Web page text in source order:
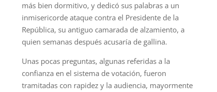
más bien dormitivo, y dedicó sus palabras a un
inmisericorde ataque contra el Presidente de la
República, su antiguo camarada de alzamiento, a
quien semanas después acusaría de gallina.
Unas pocas preguntas, algunas referidas a la
confianza en el sistema de votación, fueron
tramitadas con rapidez y la audiencia, mayormente